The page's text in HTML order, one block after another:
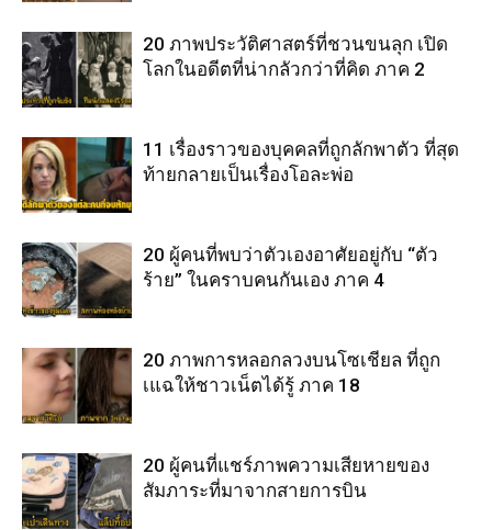
20 ภาพประวัติศาสตร์ที่ชวนขนลุก เปิด
โลกในอดีตที่น่ากลัวกว่าที่คิด ภาค 2
11 เรื่องราวของบุคคลที่ถูกลักพาตัว ที่สุด
ท้ายกลายเป็นเรื่องโอละพ่อ
20 ผู้คนที่พบว่าตัวเองอาศัยอยู่กับ “ตัว
ร้าย” ในคราบคนกันเอง ภาค 4
20 ภาพการหลอกลวงบนโซเชียล ที่ถูก
เแฉให้ชาวเน็ตได้รู้ ภาค 18
20 ผู้คนที่แชร์ภาพความเสียหายของ
สัมภาระที่มาจากสายการบิน